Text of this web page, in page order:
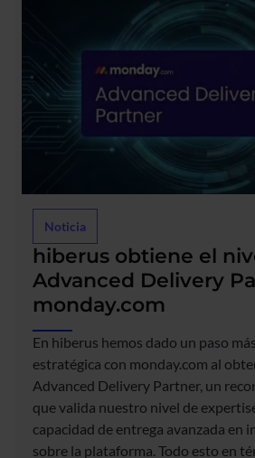
hiberus obtiene el
Advanced Delivery
monday.com
Noticia
En hiberus hemos dado un paso
estratégica con monday.com al
Advanced Delivery Partner, un
que valida nuestro nivel de
capacidad de entrega avanzada en
sobre la plataforma. Todo esto en